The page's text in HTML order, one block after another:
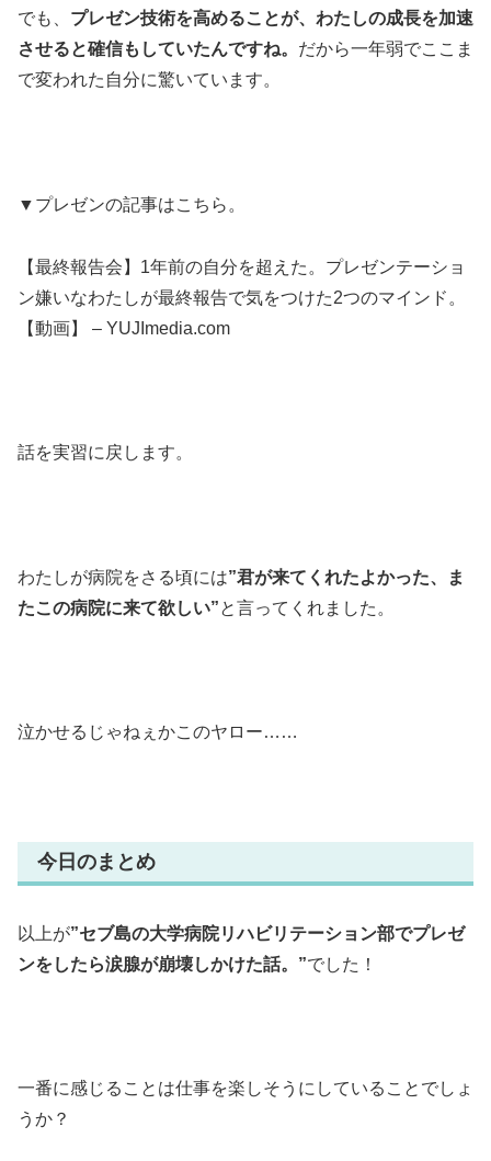
でも、 プレゼン技術を高めることが、わたしの成長を加速
させると確信もしていたんですね。 だから一年弱でここま
で変われた自分に驚いています。
▼プレゼンの記事はこちら。
【最終報告会】1年前の自分を超えた。プレゼンテーショ
ン嫌いなわたしが最終報告で気をつけた2つのマインド。
【動画】 – YUJImedia.com
話を実習に戻します。
わたしが病院をさる頃には”君が来てくれたよかった、ま
たこの病院に来て欲しい”と言ってくれました。
泣かせるじゃねぇかこのヤロー……
今日のまとめ
以上が”セブ島の大学病院リハビリテーション部でプレゼ
ンをしたら涙腺が崩壊しかけた話。”でした！
一番に感じることは仕事を楽しそうにしていることでしょ
うか？